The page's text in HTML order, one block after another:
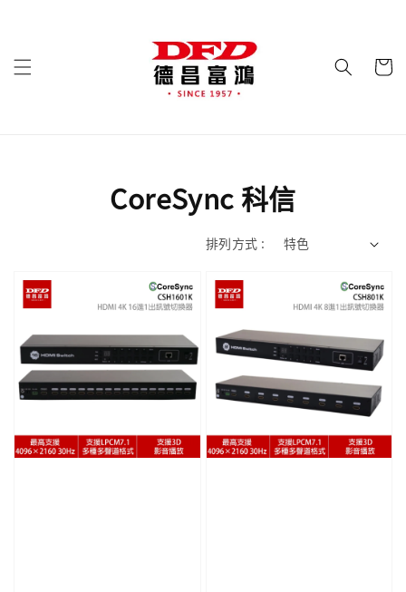
CoreSync 科信
排列方式 :